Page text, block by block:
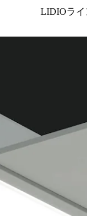
LIDIOライ